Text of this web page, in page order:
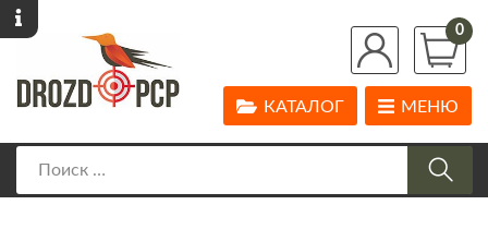
0
МЕНЮ
КАТАЛОГ